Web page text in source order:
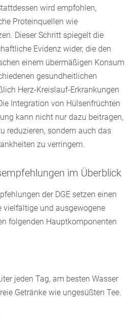
wird empfohlen,
Proteinquellen wie
Dieser Schritt spiegelt die
Evidenz wider, die den
einem übermäßigen Konsum
gesundheitlichen
Herz-Kreislauf-Erkrankungen
Integration von Hülsenfrüchten
kann nicht nur dazu beitragen,
reduzieren, sondern auch das
zu verringern.
im Überblick
der DGE setzen einen
vielfältige und ausgewogene
folgenden Hauptkomponenten
jeden Tag, am besten Wasser
Getränke wie ungesüßten Tee.